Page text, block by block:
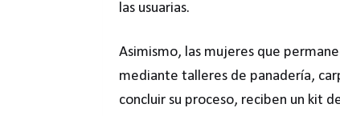
las usuarias.
Asimismo, las mujeres que
mediante talleres de panadería,
concluir su proceso, reciben un kit